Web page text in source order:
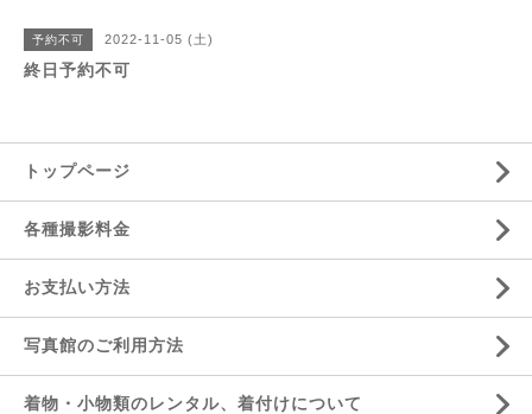
予約不可 2022-11-05 (土)
終日予約不可
トップページ
各種撮影料金
お支払い方法
写真館のご利用方法
着物・小物類のレンタル、着付けについて